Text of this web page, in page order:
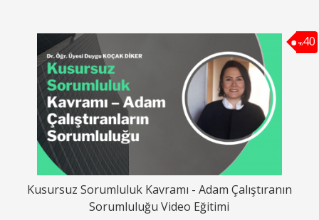
%40
Kusursuz Sorumluluk Kavramı - Adam Çalıştıranın
Sorumluluğu Video Eğitimi